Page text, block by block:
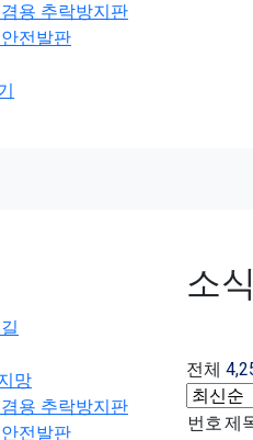
용 추락방지판
전발판
망
용 추락방지판
전발판
소식
전체
번호제